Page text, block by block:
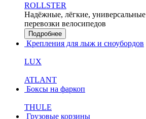
ROLLSTER
Надёжные, лёгкие, универсальные
перевозки велосипедов
Подробнее
Крепления для лыж и сноубордов
LUX
ATLANT
Боксы на фаркоп
THULE
Грузовые корзины